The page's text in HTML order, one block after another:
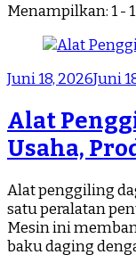
Menampilkan: 1 -
Juni 18, 2026Juni
Alat
Usaha,
Alat penggiling
satu peralatan
Mesin ini
baku daging